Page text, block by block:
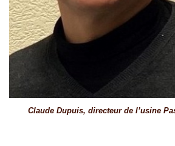
Claude Dupuis, directeur de l’usine